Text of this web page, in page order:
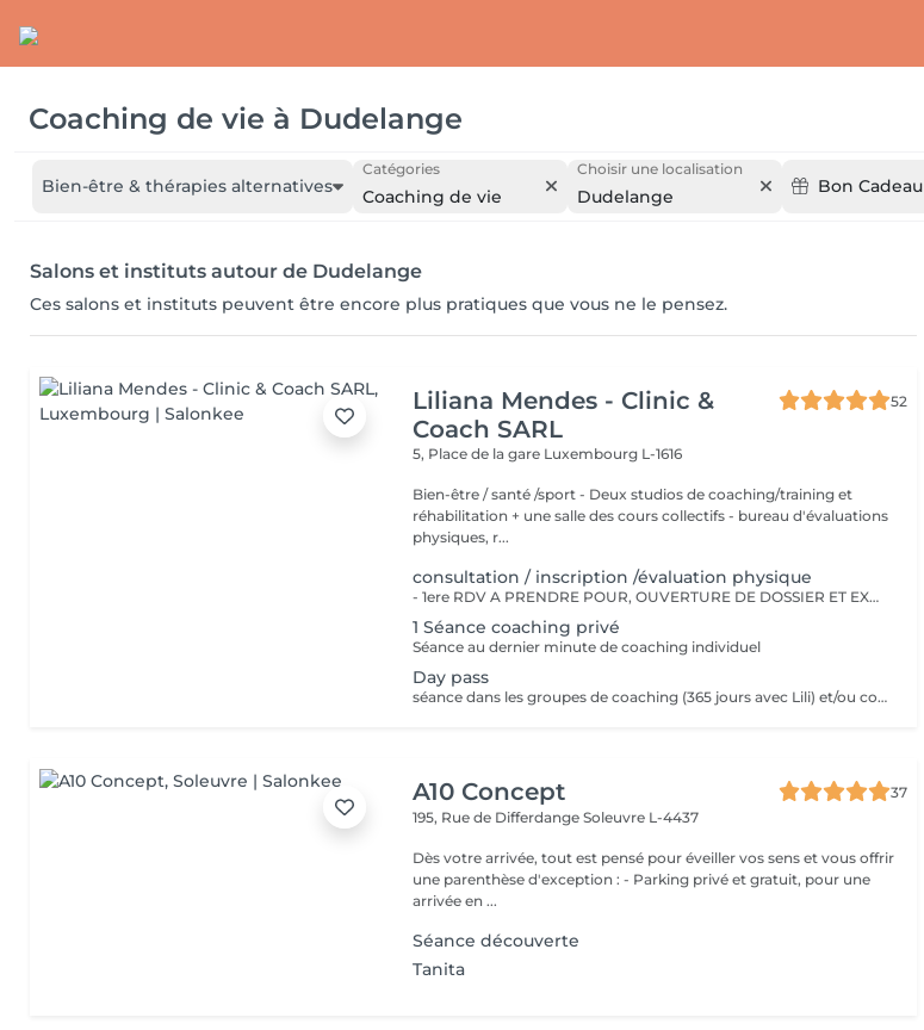
Coaching de vie à Dudelange
Bien-être & thérapies alternatives
Catégories
Coaching de vie
Choisir une localisation
Dudelange Bon Cadeau
Salons et instituts autour de Dudelange
Ces salons et instituts peuvent être encore plus pratiques que vous ne le pensez.
Liliana Mendes - Clinic &
Coach SARL
52
5, Place de la gare Luxembourg L-1616
Bien-être / santé /sport - Deux studios de coaching/training et
réhabilitation + une salle des cours collectifs - bureau d'évaluations
physiques, r...
consultation / inscription /évaluation physique
- 1ere RDV A PRENDRE POUR, OUVERTURE DE DOSSIER ET EXPLICATIONS/CONSEILS - INSCRIPTION CHEZ LILIANA MENDES CLINIC & COACH - EVALUATION PHYSIQUE ET ANAMENSE - ON PAYE UNE SEULE FOIS!!
1 Séance coaching privé
Séance au dernier minute de coaching individuel
Day pass
séance dans les groupes de coaching (365 jours avec Lili) et/ou cours collectifs Pas valable pour coaching privé !!!! Day pass
A10 Concept
37
195, Rue de DifferdangeSoleuvre L-4437
Dès votre arrivée, tout est pensé pour éveiller vos sens et vous offrir
une parenthèse d'exception : - Parking privé et gratuit, pour une
arrivée en ...
Séance découverte
Tanita